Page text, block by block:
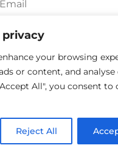
privacy
your browsing
or content, and analyse
All", you consent to
Reject All
or @